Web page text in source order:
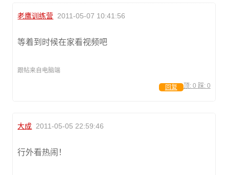
老鹰训练营 2011-05-07 10:41:56
等着到时候在家看视频吧
跟帖来自电脑端
顶: 0 踩: 0
回复
大成 2011-05-05 22:59:46
行外看热闹！